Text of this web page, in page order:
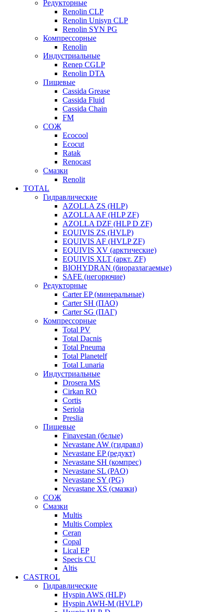
Редукторные
Renolin CLP
Renolin Unisyn CLP
Renolin SYN PG
Компрессорные
Renolin
Индустриальные
Renep CGLP
Renolin DTA
Пищевые
Cassida Grease
Cassida Fluid
Cassida Chain
FM
СОЖ
Ecocool
Ecocut
Ratak
Renocast
Смазки
Renolit
TOTAL
Гидравлические
AZOLLA ZS (HLP)
AZOLLA AF (HLP ZF)
AZOLLA DZF (HLP D ZF)
EQUIVIS ZS (HVLP)
EQUIVIS AF (HVLP ZF)
EQUIVIS XV (арктические)
EQUIVIS XLT (аркт. ZF)
BIOHYDRAN (биоразлагаемые)
SAFE (негорючие)
Редукторные
Carter EP (минеральные)
Carter SH (ПАО)
Carter SG (ПАГ)
Компрессорные
Total PV
Total Dacnis
Total Pneuma
Total Planetelf
Total Lunaria
Индустриальные
Drosera MS
Cirkan RO
Cortis
Seriola
Preslia
Пищевые
Finavestan (белые)
Nevastane AW (гидравл)
Nevastane EP (редукт)
Nevastane SH (компрес)
Nevastane SL (PAO)
Nevastane SY (PG)
Nevastane XS (смазки)
СОЖ
Смазки
Multis
Multis Complex
Ceran
Copal
Lical EP
Specis CU
Altis
CASTROL
Гидравлические
Hyspin AWS (HLP)
Hyspin AWH-M (HVLP)